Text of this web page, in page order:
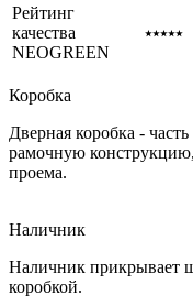
Рейтинг
качества
NEOGREEN
⭑⭑⭑⭑⭑
Коробка
Дверная коробка -
рамочную
проема.
Наличник
Наличник прикрывает
коробкой.